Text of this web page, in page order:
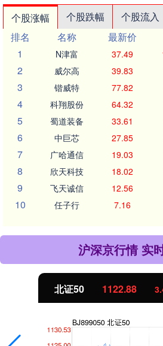
个股涨幅 个股跌幅 个股流入
排名
名称 最新价
1
N津富 37.49
2 威尔高 39.83
3 锴威特 77.82
4 科翔股份 64.32
5 蜀道装备 33.61
6 中巨芯 27.85
7 广哈通信 19.03
8 欣天科技 18.02
9 飞天诚信 12.56
10 任子行 7.16
沪深京行情 实
北证50 1122.88